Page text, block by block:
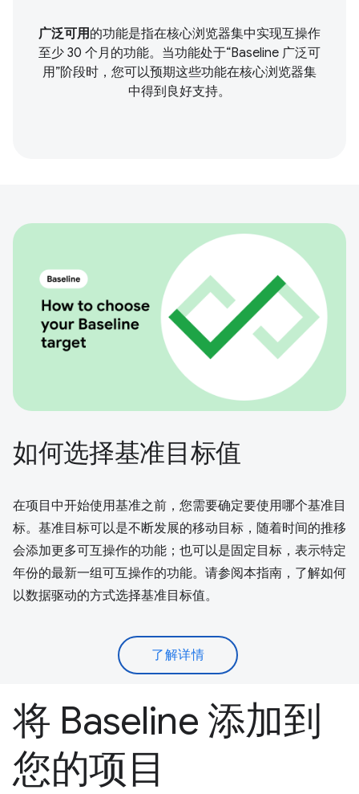
广泛可用的功能是指在核心浏览器集中实现互操作
至少 30 个月的功能。当功能处于“Baseline 广泛可
用”阶段时，您可以预期这些功能在核心浏览器集
中得到良好支持。
如何选择基准目标值
在项目中开始使用基准之前，您需要确定要使用哪个基准目
标。基准目标可以是不断发展的移动目标，随着时间的推移
会添加更多可互操作的功能；也可以是固定目标，表示特定
年份的最新一组可互操作的功能。请参阅本指南，了解如何
以数据驱动的方式选择基准目标值。
了解详情
将 Baseline 添加到
您的项目